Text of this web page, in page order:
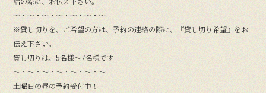
〜・〜・〜・〜・〜・〜・〜
※貸し切りを、ご希望の方は、予約の連絡の際に、『貸し切り希望』をお
伝え下さい。
貸し切りは、5名様〜7名様です
〜・〜・〜・〜・〜・〜・〜
土曜日の昼の予約受付中！